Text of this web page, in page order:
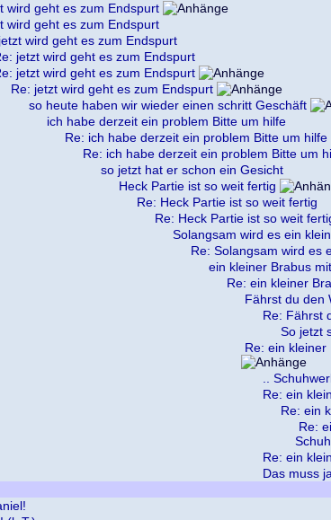
wird geht es zum Endspurt
wird geht es zum Endspurt
wird geht es zum Endspurt
jetzt wird geht es zum Endspurt
jetzt wird geht es zum Endspurt
Re: jetzt wird geht es zum Endspurt
so heute haben wir wieder einen schritt Geschäft
ich habe derzeit ein problem Bitte um hilfe
Re: ich habe derzeit ein problem Bitte um hilfe
Re: ich habe derzeit ein problem Bitte um
so jetzt hat er schon ein Gesicht
Heck Partie ist so weit fertig
Re: Heck Partie ist so weit fertig
Re: Heck Partie ist so weit
Solangsam wird es ein
Re: Solangsam wird es
ein kleiner Brabus
Re: ein kleiner
Fährst du den
Re: Fährst
So jetzt
Re: ein
..
Re: ein
Re: ein
Re:
Re: ein
Das muss